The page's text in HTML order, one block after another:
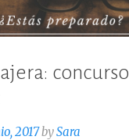
concurso
2017bySara